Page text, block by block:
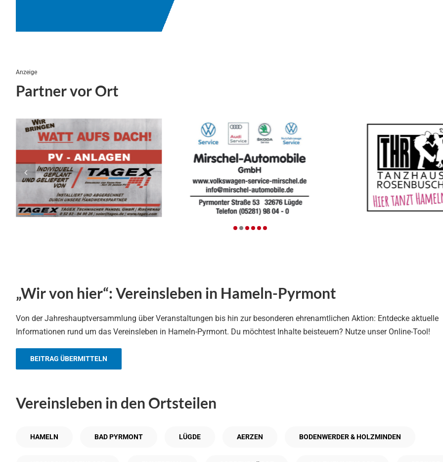
Anzeige
Partner vor Ort
„Wir von hier“: Vereinsleben in Hameln-Pyrmont
Von der Jahreshauptversammlung über Veranstaltungen bis hin zur besonderen ehrenamtlichen Aktion: Entdecke aktuelle
Informationen rund um das Vereinsleben in Hameln-Pyrmont. Du möchtest Inhalte beisteuern? Nutze unser Online-Tool!
BEITRAG ÜBERMITTELN
Vereinsleben in den Ortsteilen
HAMELN BAD PYRMONT LÜGDE AERZEN BODENWERDER & HOLZMINDEN